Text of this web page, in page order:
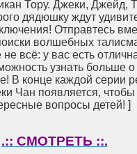
Тору. Джеки, Джейд,
дядюшку ждут
Отправтесь
волшебных
всё: у вас есть
узнать больше
В конце каждой серии
Чан появляется, чтобы
вопросы детей! ]
.:: СМОТРЕТЬ ::.